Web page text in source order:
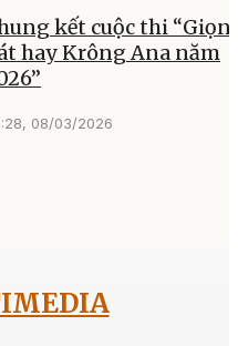
kết cuộc thi
hay Krông Ana năm
08/03/2026